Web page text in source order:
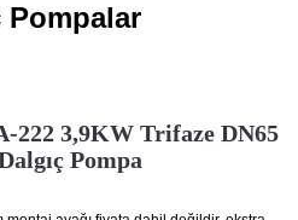
Pompalar
222 3,9KW Trifaze DN65
Pompa